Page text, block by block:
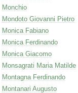
Monchio
Mondoto Giovanni Pietro
Monica Fabiano
Monica Ferdinando
Monica Giacomo
Monsagrati Maria Matilde
Montagna Ferdinando
Montanari Augusto